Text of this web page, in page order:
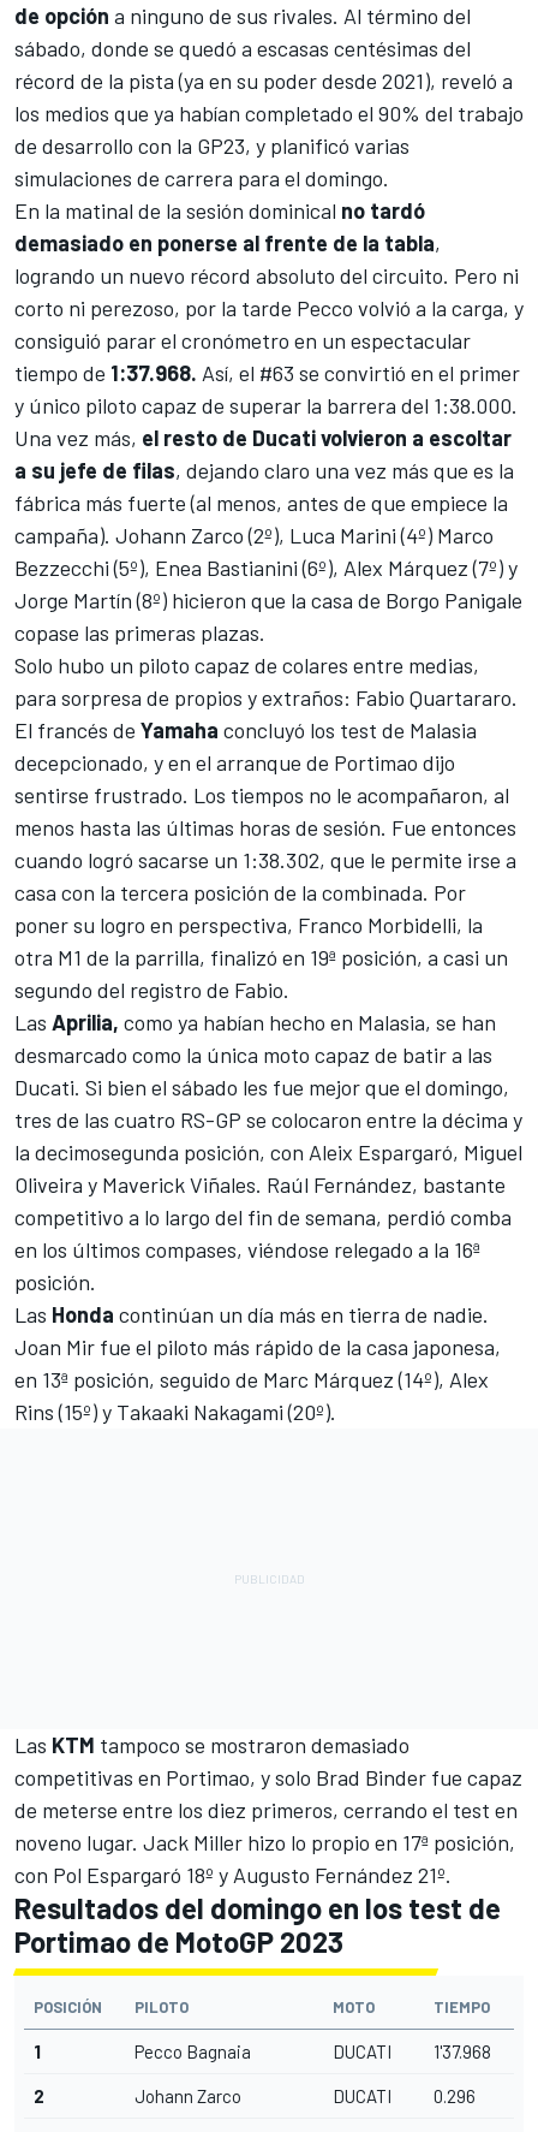
de opción a ninguno de sus rivales. Al término del
sábado, donde se quedó a escasas centésimas del
récord de la pista (ya en su poder desde 2021), reveló a
los medios que ya habían completado el 90% del trabajo
de desarrollo con la GP23, y planificó varias
simulaciones de carrera para el domingo.
En la matinal de la sesión dominical no tardó
demasiado en ponerse al frente de la tabla,
logrando un nuevo récord absoluto del circuito. Pero ni
corto ni perezoso, por la tarde Pecco volvió a la carga, y
consiguió parar el cronómetro en un espectacular
tiempo de 1:37.968. Así, el #63 se convirtió en el primer
y único piloto capaz de superar la barrera del 1:38.000.
Una vez más, el resto de Ducati volvieron a escoltar
a su jefe de filas, dejando claro una vez más que es la
fábrica más fuerte (al menos, antes de que empiece la
campaña). Johann Zarco (2º), Luca Marini (4º) Marco
Bezzecchi (5º), Enea Bastianini (6º), Alex Márquez (7º) y
Jorge Martín (8º) hicieron que la casa de Borgo Panigale
copase las primeras plazas.
Solo hubo un piloto capaz de colares entre medias,
para sorpresa de propios y extraños: Fabio Quartararo.
El francés de Yamaha concluyó los test de Malasia
decepcionado, y en el arranque de Portimao dijo
sentirse frustrado. Los tiempos no le acompañaron, al
menos hasta las últimas horas de sesión. Fue entonces
cuando logró sacarse un 1:38.302, que le permite irse a
casa con la tercera posición de la combinada. Por
poner su logro en perspectiva, Franco Morbidelli, la
otra M1 de la parrilla, finalizó en 19ª posición, a casi un
segundo del registro de Fabio.
Las Aprilia, como ya habían hecho en Malasia, se han
desmarcado como la única moto capaz de batir a las
Ducati. Si bien el sábado les fue mejor que el domingo,
tres de las cuatro RS-GP se colocaron entre la décima y
la decimosegunda posición, con Aleix Espargaró, Miguel
Oliveira y Maverick Viñales. Raúl Fernández, bastante
competitivo a lo largo del fin de semana, perdió comba
en los últimos compases, viéndose relegado a la 16ª
posición.
Las Honda continúan un día más en tierra de nadie.
Joan Mir fue el piloto más rápido de la casa japonesa,
en 13ª posición, seguido de Marc Márquez (14º), Alex
Rins (15º) y Takaaki Nakagami (20º).
Las KTM tampoco se mostraron demasiado
competitivas en Portimao, y solo Brad Binder fue capaz
de meterse entre los diez primeros, cerrando el test en
noveno lugar. Jack Miller hizo lo propio en 17ª posición,
con Pol Espargaró 18º y Augusto Fernández 21º.
Resultados del domingo en los test de
Portimao de MotoGP 2023
POSICIÓN PILOTO MOTO TIEMPO
1 Pecco Bagnaia DUCATI 1'37.968
2 Johann Zarco DUCATI 0.296